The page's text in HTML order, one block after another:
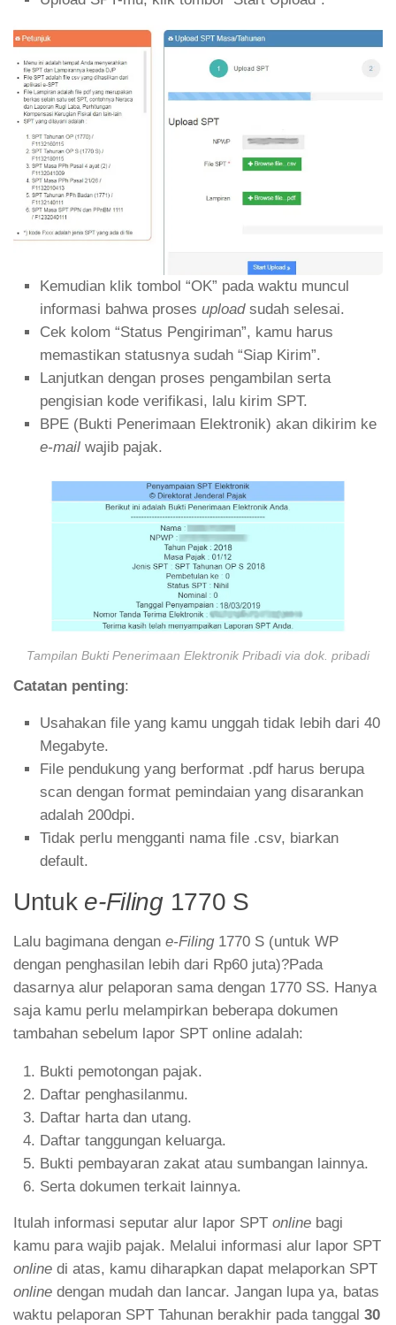
Kemudian klik tombol “OK” pada waktu muncul
informasi bahwa proses uploadsudah selesai.
Cek kolom “Status Pengiriman”, kamu harus
memastikan statusnya sudah “Siap Kirim”.
Lanjutkan dengan proses pengambilan serta
pengisian kode verifikasi, lalu kirim SPT.
BPE (Bukti Penerimaan Elektronik) akan dikirim ke
e-mail wajib pajak.
Tampilan Bukti Penerimaan Elektronik Pribadi via dok. pribadi
Catatan penting:
Usahakan file yang kamu unggah tidak lebih dari 40
Megabyte.
File pendukung yang berformat .pdf harus berupa
scan dengan format pemindaian yang disarankan
adalah 200dpi.
Tidak perlu mengganti nama file .csv, biarkan
default.
Untuk e-Filing1770 S
Lalu bagimana dengan e-Filing 1770 S (untuk WP
dengan penghasilan lebih dari Rp60 juta)?Pada
dasarnya alur pelaporan sama dengan 1770 SS. Hanya
saja kamu perlu melampirkan beberapa dokumen
tambahan sebelum lapor SPT online adalah:
Bukti pemotongan pajak.
Daftar penghasilanmu.
Daftar harta dan utang.
Daftar tanggungan keluarga.
Bukti pembayaran zakat atau sumbangan lainnya.
Serta dokumen terkait lainnya.
Itulah informasi seputar alur lapor SPT online bagi
kamu para wajib pajak. Melalui informasi alur lapor SPT
online di atas, kamu diharapkan dapat melaporkan SPT
online dengan mudah dan lancar. Jangan lupa ya, batas
waktu pelaporan SPT Tahunan berakhir pada tanggal 30